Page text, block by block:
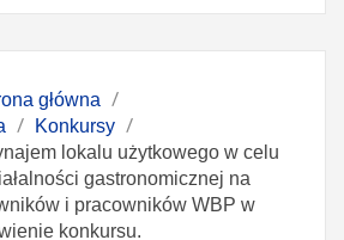
główna
Konkursy
lokalu użytkowego w celu
gastronomicznej na
i pracowników WBP w
konkursu.